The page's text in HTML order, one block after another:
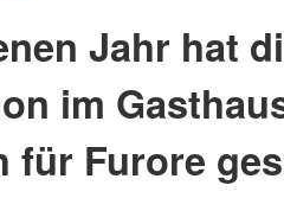
Jahr hat
im
für Furore